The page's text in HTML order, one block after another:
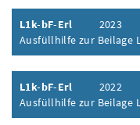
L1k-bF-Erl
2023
Ausfüllhilfe zur Beilage
Inhalt aufklappen
L1k-bF-Erl
2022
Ausfüllhilfe zur Beilage
Inhalt aufklappen